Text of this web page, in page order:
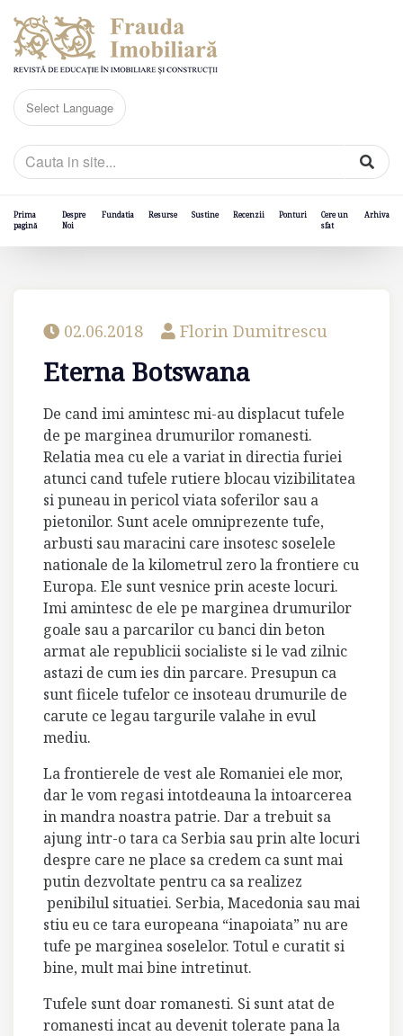
Prima
pagină
Despre
Noi
Fundatia Resurse Sustine Recenzii Ponturi
Cere un
sfat
Arhiva
02.06.2018 Florin Dumitrescu
Eterna Botswana
De cand imi amintesc mi-au displacut tufele
de pe marginea drumurilor romanesti.
Relatia mea cu ele a variat in directia furiei
atunci cand tufele rutiere blocau vizibilitatea
si puneau in pericol viata soferilor sau a
pietonilor. Sunt acele omniprezente tufe,
arbusti sau maracini care insotesc soselele
nationale de la kilometrul zero la frontiere cu
Europa. Ele sunt vesnice prin aceste locuri.
Imi amintesc de ele pe marginea drumurilor
goale sau a parcarilor cu banci din beton
armat ale republicii socialiste si le vad zilnic
astazi de cum ies din parcare. Presupun ca
sunt fiicele tufelor ce insoteau drumurile de
carute ce legau targurile valahe in evul
mediu.
La frontierele de vest ale Romaniei ele mor,
dar le vom regasi intotdeauna la intoarcerea
in mandra noastra patrie. Dar a trebuit sa
ajung intr-o tara ca Serbia sau prin alte locuri
despre care ne place sa credem ca sunt mai
putin dezvoltate pentru ca sa realizez
penibilul situatiei. Serbia, Macedonia sau mai
stiu eu ce tara europeana “inapoiata” nu are
tufe pe marginea soselelor. Totul e curatit si
bine, mult mai bine intretinut.
Tufele sunt doar romanesti. Si sunt atat de
romanesti incat au devenit tolerate pana la